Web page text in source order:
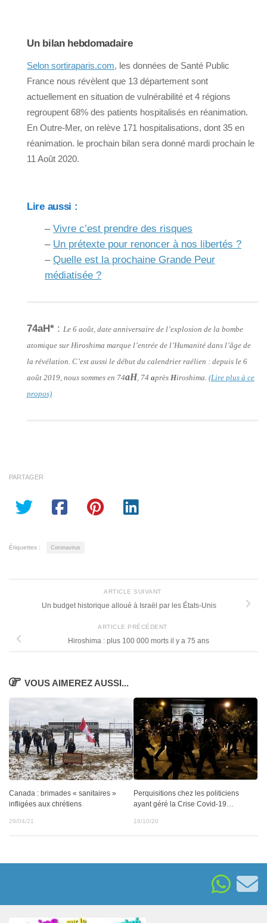
Un bilan hebdomadaire
Selon sortiraparis.com, les données de Santé Public
France nous révèlent que 13 département sont
actuellement en situation de vulnérabilité et 4 régions
regroupent 68% des patients hospitalisés en réanimation.
En Outre-Mer, on relève 171 hospitalisations, dont 35 en
réanimation. le prochain bilan sera donné mardi prochain le
11 Août 2020.
Lire aussi :
– Vivre c’est prendre des risques
– Un prétexte pour renoncer à nos libertés ?
– Quelle est la prochaine Grande Peur
médiatisée ?
74aH* : Le 6 août, date anniversaire de l’explosion de la bombe
atomique sur Hiroshima marque l’entrée de l’Humanité dans l’âge de
la révélation. C’est aussi le début du calendrier raélien : depuis le 6
août 2019, nous sommes en 74aH, 74 après Hiroshima. (Lire plus à ce
propos)
PARTAGER
Étiquettes : Coronavirus
ARTICLE SUIVANT
Un budget historique alloué à Israël par les États-Unis
ARTICLE PRÉCÉDENT
Hiroshima : plus 100 000 morts il y a 75 ans
VOUS AIMEREZ AUSSI...
Canada : brimades « sanitaires »
infligées aux chrétiens
29/04/21
Perquisitions chez les politiciens
ayant géré la Crise Covid-19…
16/10/20